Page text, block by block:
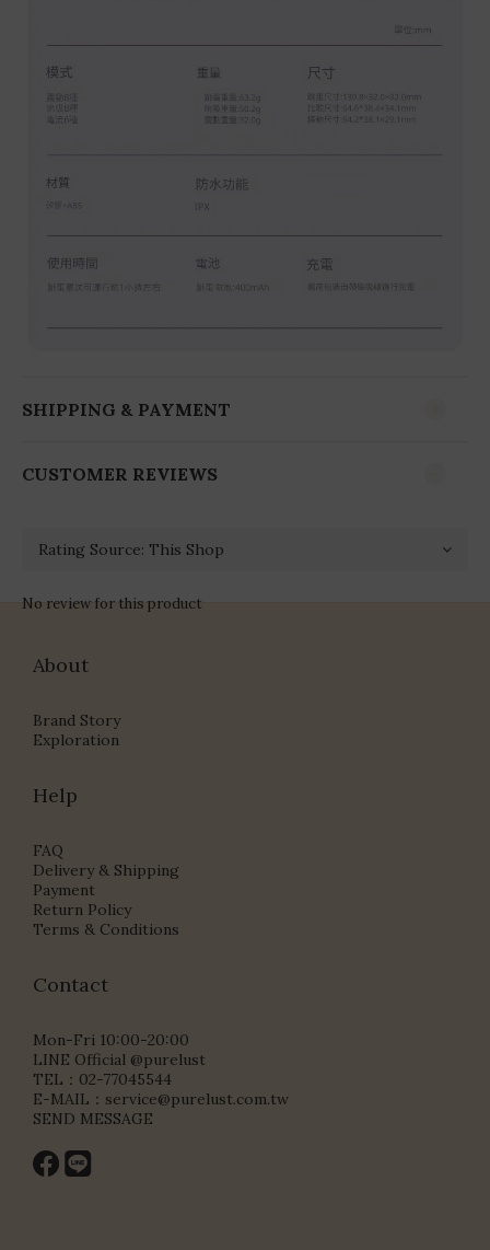
SHIPPING & PAYMENT
CUSTOMER REVIEWS
No review for this product
About
Brand Story
Exploration
Help
FAQ
Delivery & Shipping
Payment
Return Policy
Terms & Conditions
Contact
Mon-Fri 10:00-20:00
LINE Official @purelust
TEL：02-77045544
E-MAIL： service@purelust.com.tw
SEND MESSAGE